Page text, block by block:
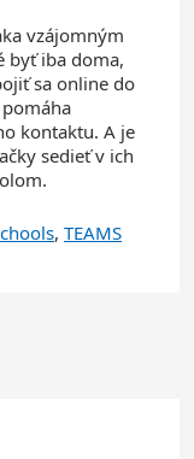
vzájomným
byť iba doma,
sa online do
kontaktu. A je
sedieť v ich
, TEAMS